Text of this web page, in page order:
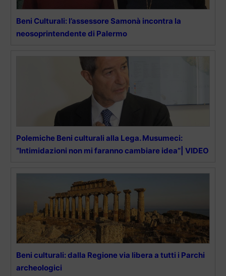
Beni Culturali: l’assessore Samonà incontra la
neosoprintendente di Palermo
Polemiche Beni culturali alla Lega. Musumeci:
“Intimidazioni non mi faranno cambiare idea”| VIDEO
Beni culturali: dalla Regione via libera a tutti i Parchi
archeologici